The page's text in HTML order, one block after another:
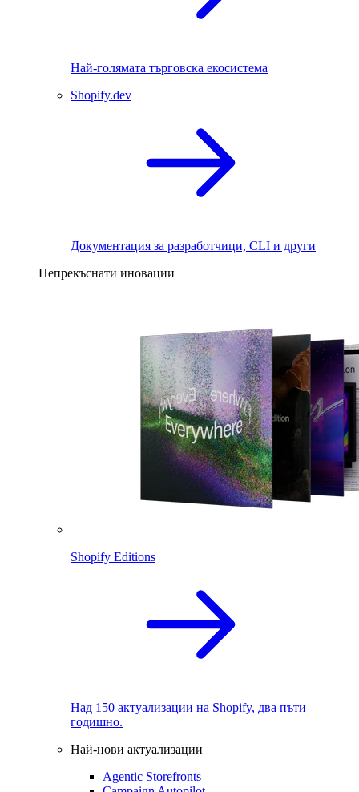
Най-голямата търговска екосистема
Shopify.dev
Документация за разработчици, CLI и други
Непрекъснати иновации
Shopify Editions
Над 150 актуализации на Shopify, два пъти
годишно.
Най-нови актуализации
Agentic Storefronts